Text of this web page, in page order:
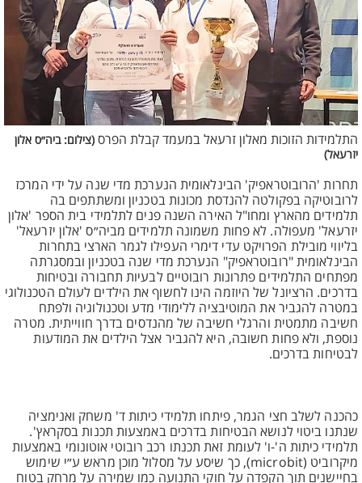
התלמידות הזוכות מאלון זרעאל במעמד קבלת הפרס (צילום: ביה״ס אלון
יזרעאל)
תחרות 'הרובוטראפיק' הבינלאומית הנערכת מדי שנה על ידי המרכז
לרובוטיקה בפקולטה להנדסת מכונות בטכניון ומשתתפים בה
תלמידים מהארץ ומחו"ל האירה השנה פנים לתלמידי בית הספר 'אלון
יזרעאל' מעפולה. לא פחות משמונה תלמידים מביה״ס 'אלון יזרעאל'
בליווי מובילת הפרויקט עדי דימרי העפילו לגמר הארצי בתחרות
הבינלאומית "רובוטראפיק" הנערכת מדי שנה בטכניון ובמסגרתה
מפתחים התלמידים פתרונות רובוטיים לבעיות תחבורה ובטיחות
בדרכים. הרציונל של היוזמה הינו לחשוף את הילדים לעולם הטכנולוגי
במטרה להגביר את המוטיבציה ללימודי מדע וטכנולוגיה ולפתח
חשיבה מתמטית והרגלי חשיבה של מהנדסים בדרך חווייתית. מטרה
נוספת, ולא פחות חשובה, היא להגביר אצל הילדים את המודעות
לבטיחות בדרכים.
כהכנה לשלב חצי הגמר, פיתחו תלמידי כיתות ד' משחק ואנימציה
שנתנו ביטוי לנושא הבטיחות בדרכים באמצעות תכנות בסקראץ'.
תלמידי כיתות ה'-ו' לעומת זאת תכנתו רכב רובוטי אוטונומי באמצעות
מיקרוביט (microbit), כך שיסע על מסלול מוכן מראש ע״י שימוש
בחיישנים תוך הקפדה על חוקי התנועה כמו שמירה על מרחק בטוח